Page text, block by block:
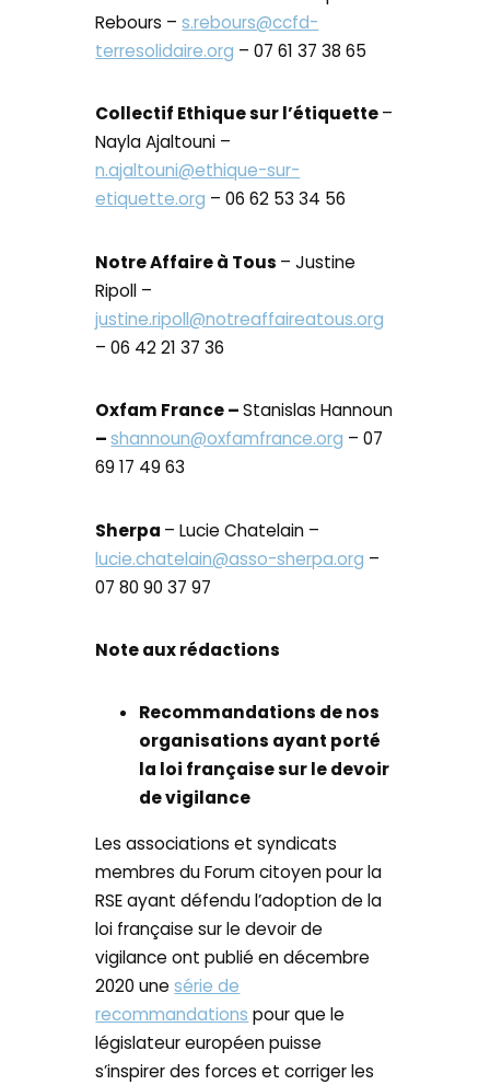
Rebours –s.rebours@ccfd-
terresolidaire.org – 07 61 37 38 65
Collectif Ethique sur l’étiquette–
Nayla Ajaltouni –
n.ajaltouni@ethique-sur-
etiquette.org – 06 62 53 34 56
Notre Affaire à Tous – Justine
Ripoll –
justine.ripoll@notreaffaireatous.org
– 06 42 21 37 36
Oxfam France –Stanislas Hannoun
–shannoun@oxfamfrance.org – 07
69 17 49 63
Sherpa – Lucie Chatelain –
lucie.chatelain@asso-sherpa.org –
07 80 90 37 97
Note aux rédactions
Recommandations de nos
organisations ayant porté
la loi française sur le devoir
de vigilance
Les associations et syndicats
membres du Forum citoyen pour la
RSE ayant défendu l’adoption de la
loi française sur le devoir de
vigilance ont publié en décembre
2020 unesérie de
recommandations pour que le
législateur européen puisse
s’inspirer des forces et corriger les